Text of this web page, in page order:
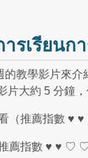
รเรียนก
的教學影片來介
片大約 5 分鐘，
（推薦指數 ♥ ♥
薦指數 ♥ ♥ ♡